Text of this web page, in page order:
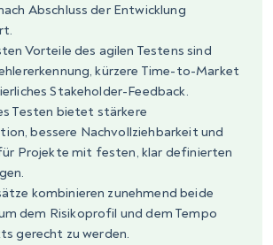
Abschluss der Entwicklung
Vorteile des agilen Testens sind
kürzere Time-to-Market
Stakeholder-Feedback.
Testen bietet stärkere
bessere Nachvollziehbarkeit und
Projekte mit festen, klar definierten
kombinieren zunehmend beide
dem Risikoprofil und dem Tempo
gerecht zu werden.